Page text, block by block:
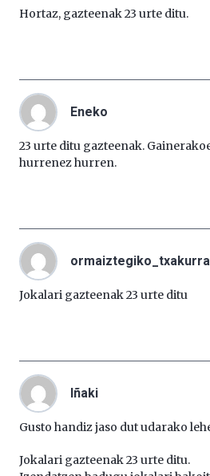
Hortaz, gazteenak 23 urte ditu.
Eneko
23 urte ditu gazteenak.
hurrenez hurren.
ormaiztegiko_txakurra
Jokalari gazteenak 23 urte ditu
Iñaki
Gusto handiz jaso dut udarako
Jokalari gazteenak 23 urte ditu.